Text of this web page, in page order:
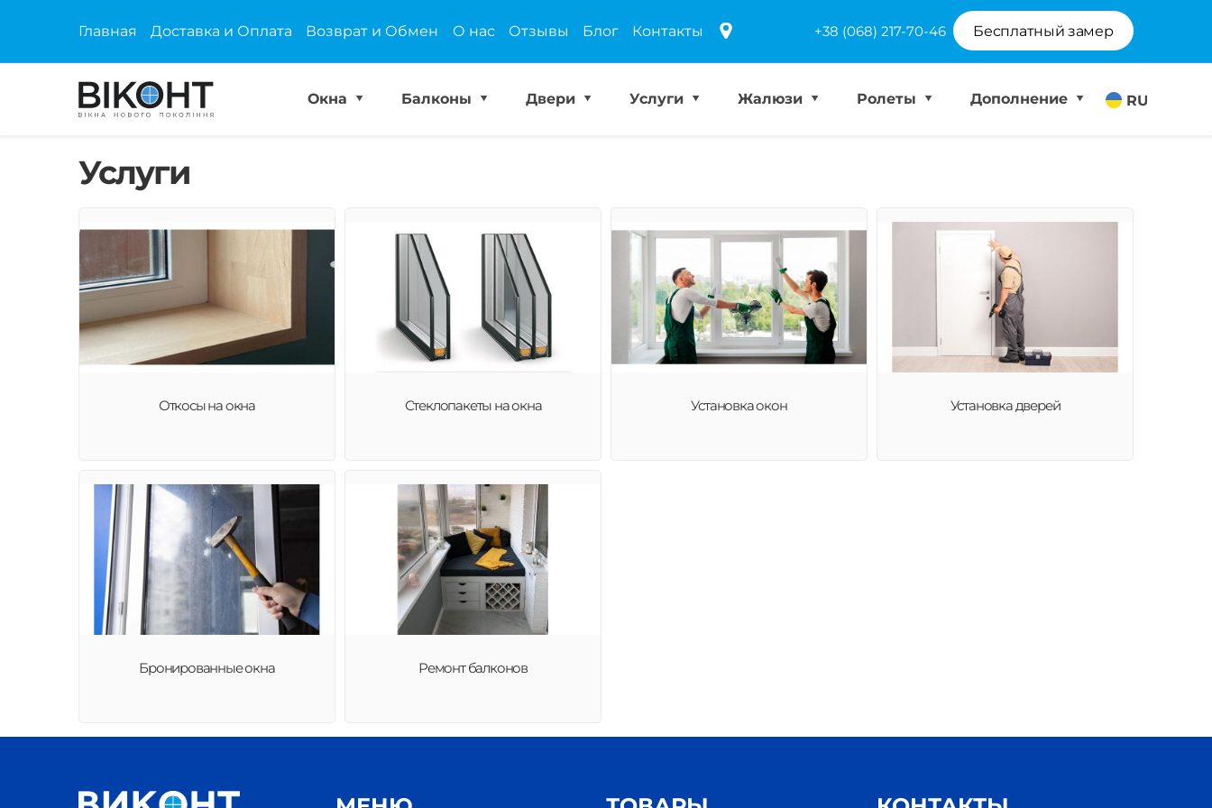
Главная Доставка и Оплата Возврат и Обмен О нас Отзывы Блог Контакты +38 (068) 217-70-46 Бесплатный замер
RU
Окна Балконы Двери Услуги Жалюзи Ролеты Дополнение
Услуги
Откосы на окна Стеклопакеты на окна Установка окон Установка дверей
Бронированные окна Ремонт балконов